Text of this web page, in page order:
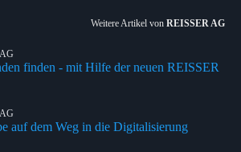
Weitere Artikel von REISSER AG
finden - mit Hilfe der neuen REISSER
auf dem Weg in die Digitalisierung